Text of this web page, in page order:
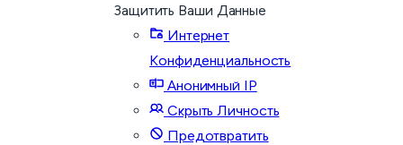
Защитить Ваши Данные
Интернет
Конфиденциальность
Анонимный IP
Скрыть Личность
Предотвратить